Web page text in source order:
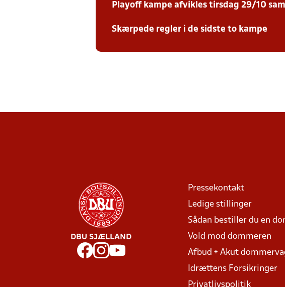
Playoff kampe afvikles tirsdag 29/10
Skærpede regler i de sidste to kampe
DBU SJÆLLAND
Pressekontakt
Ledige stillinger
Sådan bestiller du en
Vold mod dommeren
Afbud + Akut
Idrættens Forsikringer
Privatlivspolitik